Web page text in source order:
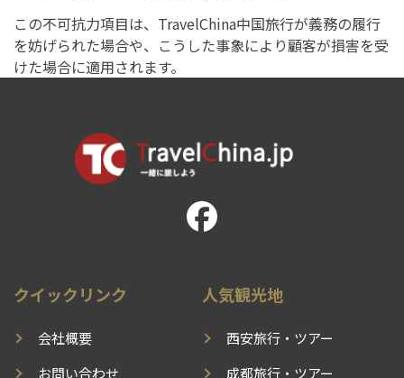
この不可抗力項目は、TravelChina中国旅行が義務の履行
を妨げられた場合や、こうした事象により顧客が損害を受
けた場合に適用されます。
クイックリンク
会社概要
お問い合わせ
人気観光地
西安旅行・ツアー
成都旅行・ツアー